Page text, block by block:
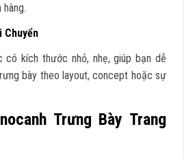
Chuyển
có kích thước nhỏ, nhẹ, giúp bạn dễ
bày theo layout, concept hoặc sự
Trưng Bày Trang